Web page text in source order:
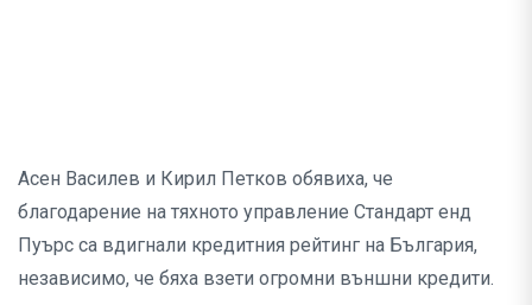
Асен Василев и Кирил Петков обявиха, че
благодарение на тяхното управление Стандарт енд
Пуърс са вдигнали кредитния рейтинг на България,
независимо, че бяха взети огромни външни кредити.